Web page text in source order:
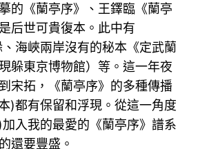
的《蘭亭序》、王鐸臨《蘭亭
后世可貴復本。此中有
海峽兩岸沒有的秘本《定武蘭
躲東京博物館）等。這一年夜
宋拓，《蘭亭序》的多種傳播
)都有保留和浮現。從這一角度
入我的最愛的《蘭亭序》譜系
還要豐盛。